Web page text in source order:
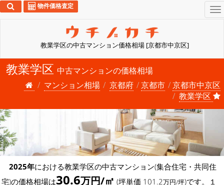
教業学区の中古マンション価格相場 [京都市中京区]
物件価格査定
教業学区 中古マンションの価格相場
マンション相場
京都府 京都市
京都市中京区
教業学区
2025年における教業学区の中古マンション(集合住宅・共同住
宅)の価格相場は30.6万円/㎡ (坪単価 101.2万円/坪)です。１